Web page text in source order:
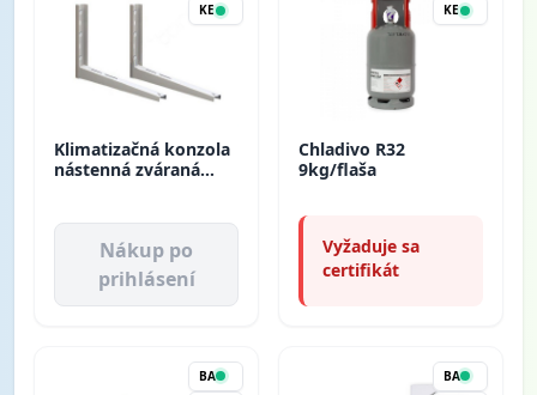
KE
Klimatizačná konzola
nástenná zváraná
Nákup po
prihlásení
KE
Chladivo R32
9kg/flaša
Vyžaduje sa
certifikát
BA
BA